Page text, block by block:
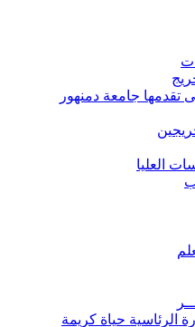
تقدمها جامعة دمنهور
العليا
الرئاسية حياة كريمة